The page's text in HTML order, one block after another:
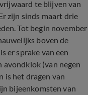
te blijven van
zijn sinds maart drie
Tot begin november
boven de
er sprake van een
avondklok (van negen
is het dragen van
bijeenkomsten van